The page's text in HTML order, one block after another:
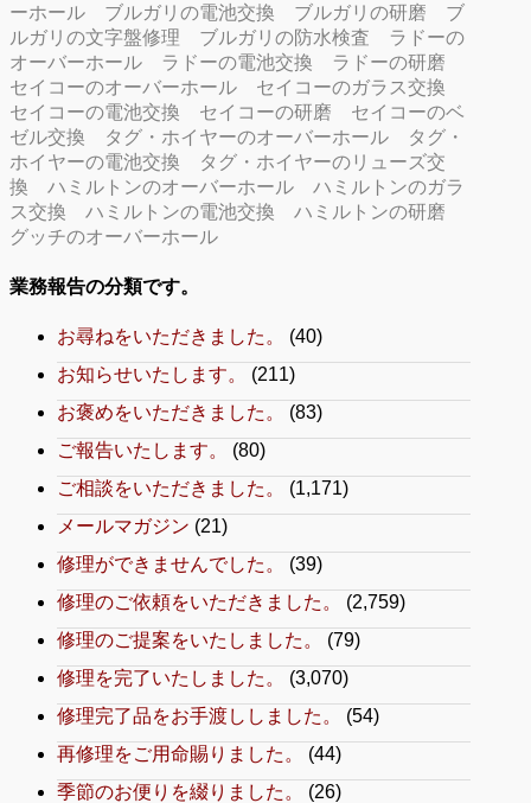
ーホール
ブルガリの電池交換 ブルガリの研磨
ブ
ルガリの文字盤修理
ブルガリの防水検査
ラドーの
オーバーホール
ラドーの電池交換
ラドーの研磨
セイコーのオーバーホール
セイコーのガラス交換
セイコーの電池交換
セイコーの研磨
セイコーのベ
ゼル交換
タグ・ホイヤーのオーバーホール
タグ・
ホイヤーの電池交換
タグ・ホイヤーのリューズ交
換
ハミルトンのオーバーホール
ハミルトンのガラ
ス交換
ハミルトンの電池交換
ハミルトンの研磨
グッチのオーバーホール
業務報告の分類です。
お尋ねをいただきました。
(40)
お知らせいたします。
(211)
お褒めをいただきました。
(83)
ご報告いたします。
(80)
ご相談をいただきました。
(1,171)
メールマガジン (21)
修理ができませんでした。
(39)
修理のご依頼をいただきました。
(2,759)
修理のご提案をいたしました。
(79)
修理を完了いたしました。
(3,070)
修理完了品をお手渡ししました。
(54)
再修理をご用命賜りました。
(44)
季節のお便りを綴りました。
(26)